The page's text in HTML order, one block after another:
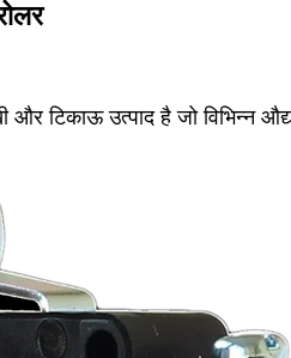
और टिकाऊ उत्पाद है जो विभिन्न